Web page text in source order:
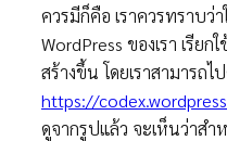
ควรมีก็คือ เราควรทราบว่
WordPress ของเรา เรียก
สร้างขึ้น โดยเราสามารถไ
https://
ดูจากรูปแล้ว จะเห็นว่าสำ